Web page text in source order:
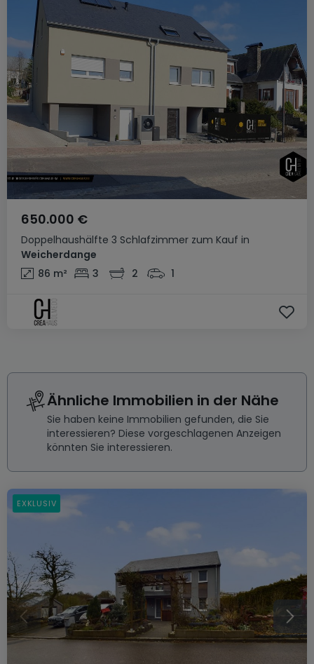
Doppelhaushälfte 3 Schlafzimmer zum Kauf in
Weicherdange
650.000 €
86 m² 3 2 1
Ähnliche Immobilien in der Nähe
Sie haben keine Immobilien gefunden, die Sie
interessieren? Diese vorgeschlagenen Anzeigen
könnten Sie interessieren.
EXKLUSIV